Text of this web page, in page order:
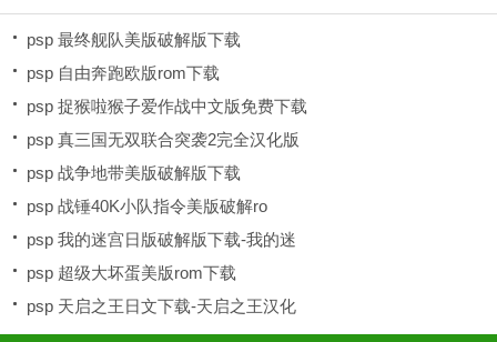
psp 最终舰队美版破解版下载
psp 自由奔跑欧版rom下载
psp 捉猴啦猴子爱作战中文版免费下载
psp 真三国无双联合突袭2完全汉化版
psp 战争地带美版破解版下载
psp 战锤40K小队指令美版破解ro
psp 我的迷宫日版破解版下载-我的迷
psp 超级大坏蛋美版rom下载
psp 天启之王日文下载-天启之王汉化